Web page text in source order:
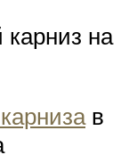
карниз на
в